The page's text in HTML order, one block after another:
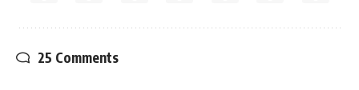
25 Comments